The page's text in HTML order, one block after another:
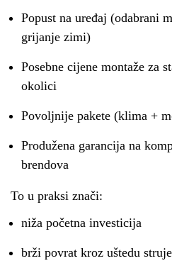
Popust na uređaj (odabrani
grijanje zimi)
Posebne cijene montaže za
okolici
Povoljnije pakete (klima +
Produžena garancija na
brendova
To u praksi znači:
niža početna investicija
brži povrat kroz uštedu struje